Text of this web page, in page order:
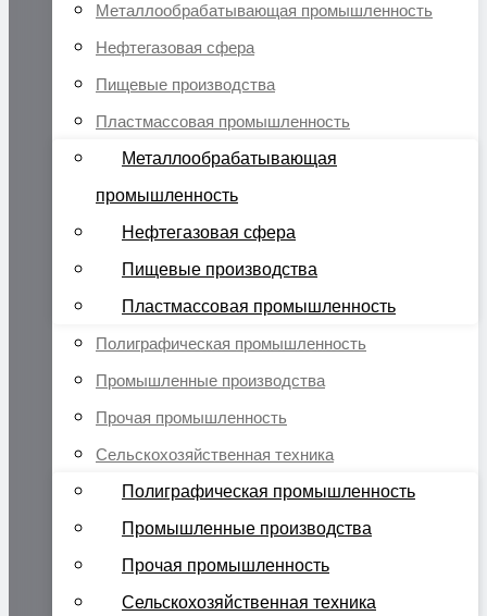
Металлообрабатывающая промышленность
Нефтегазовая сфера
Пищевые производства
Пластмассовая промышленность
Металлообрабатывающая
промышленность
Нефтегазовая сфера
Пищевые производства
Пластмассовая промышленность
Полиграфическая промышленность
Промышленные производства
Прочая промышленность
Сельскохозяйственная техника
Полиграфическая промышленность
Промышленные производства
Прочая промышленность
Сельскохозяйственная техника